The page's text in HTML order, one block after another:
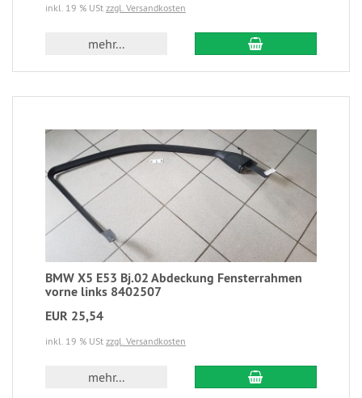
inkl. 19 % USt zzgl. Versandkosten
mehr...
BMW X5 E53 Bj.02 Abdeckung Fensterrahmen
vorne links 8402507
EUR 25,54
inkl. 19 % USt zzgl. Versandkosten
mehr...